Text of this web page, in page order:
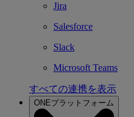
Jira
Salesforce
Slack
Microsoft Teams
すべての連携を表示
ONEプラットフォーム